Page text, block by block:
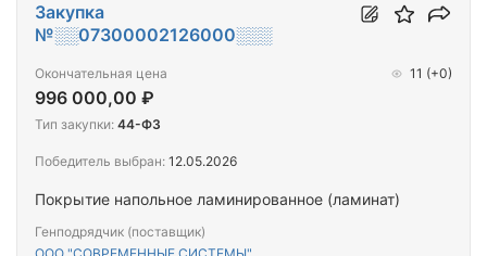
Покрытие напольное ламинированное (ламинат)
Генподрядчик (поставщик)
Закупка
№░░07300002126000░░░
Окончательная цена
996 000,00 ₽
11 (+0)
Тип закупки: 44-ФЗ
Победитель выбран: 12.05.2026